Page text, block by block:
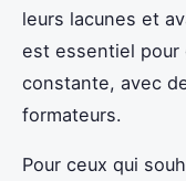
leurs lacunes et
est essentiel pour
constante, avec
formateurs.
Pour ceux qui